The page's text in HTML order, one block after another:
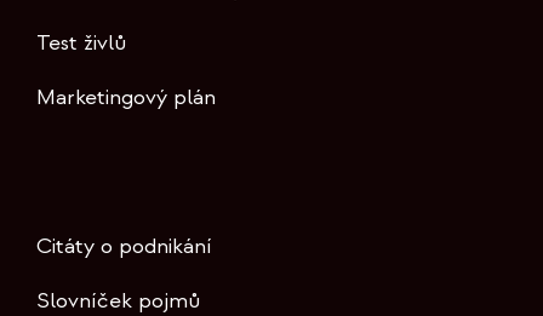
Test živlů
Marketingový plán
Citáty o podnikání
Slovníček pojmů